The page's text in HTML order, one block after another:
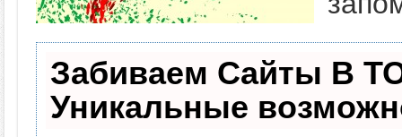
Забиваем Сайты В
Уникальные